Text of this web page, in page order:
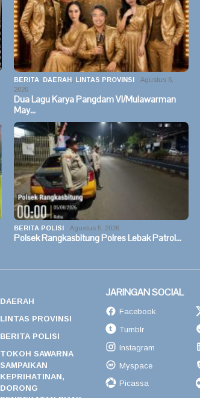
BERITA DAERAH, LINTAS PROVINSI
Agustus 6,
2026
Dua Lagu Karya Pangdam VI/Mulawarman
May…
BERITA POLISI Agustus 5, 2026
Polsek Rangkasbitung Polres Lebak Patrol…
DAERAH
LINTAS PROVINSI
BERITA POLISI
TOKOH SAWARNA
SAMPAIKAN
KEPRIHATINAN,
DORONG
JARINGAN SOCIAL
Facebook
Tumblr
Instagram
Myspace
Picassa